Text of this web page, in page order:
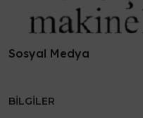
Sosyal Medya
BILGILER